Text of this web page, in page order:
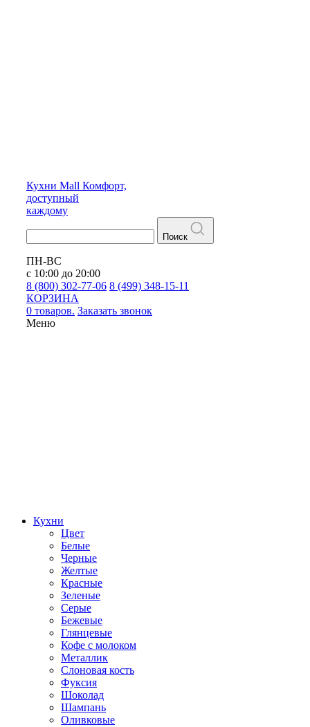
Кухни Mall Комфорт,
доступный
каждому
Поиск
ПН-ВС
с 10:00 до 20:00
8 (800) 302-77-06 8 (499) 348-15-11
КОРЗИНА
0 товаров. Заказать звонок
Меню
Кухни
Цвет
Белые
Черные
Желтые
Красные
Зеленые
Серые
Бежевые
Глянцевые
Кофе с молоком
Металлик
Слоновая кость
Фуксия
Шоколад
Шампань
Оливковые